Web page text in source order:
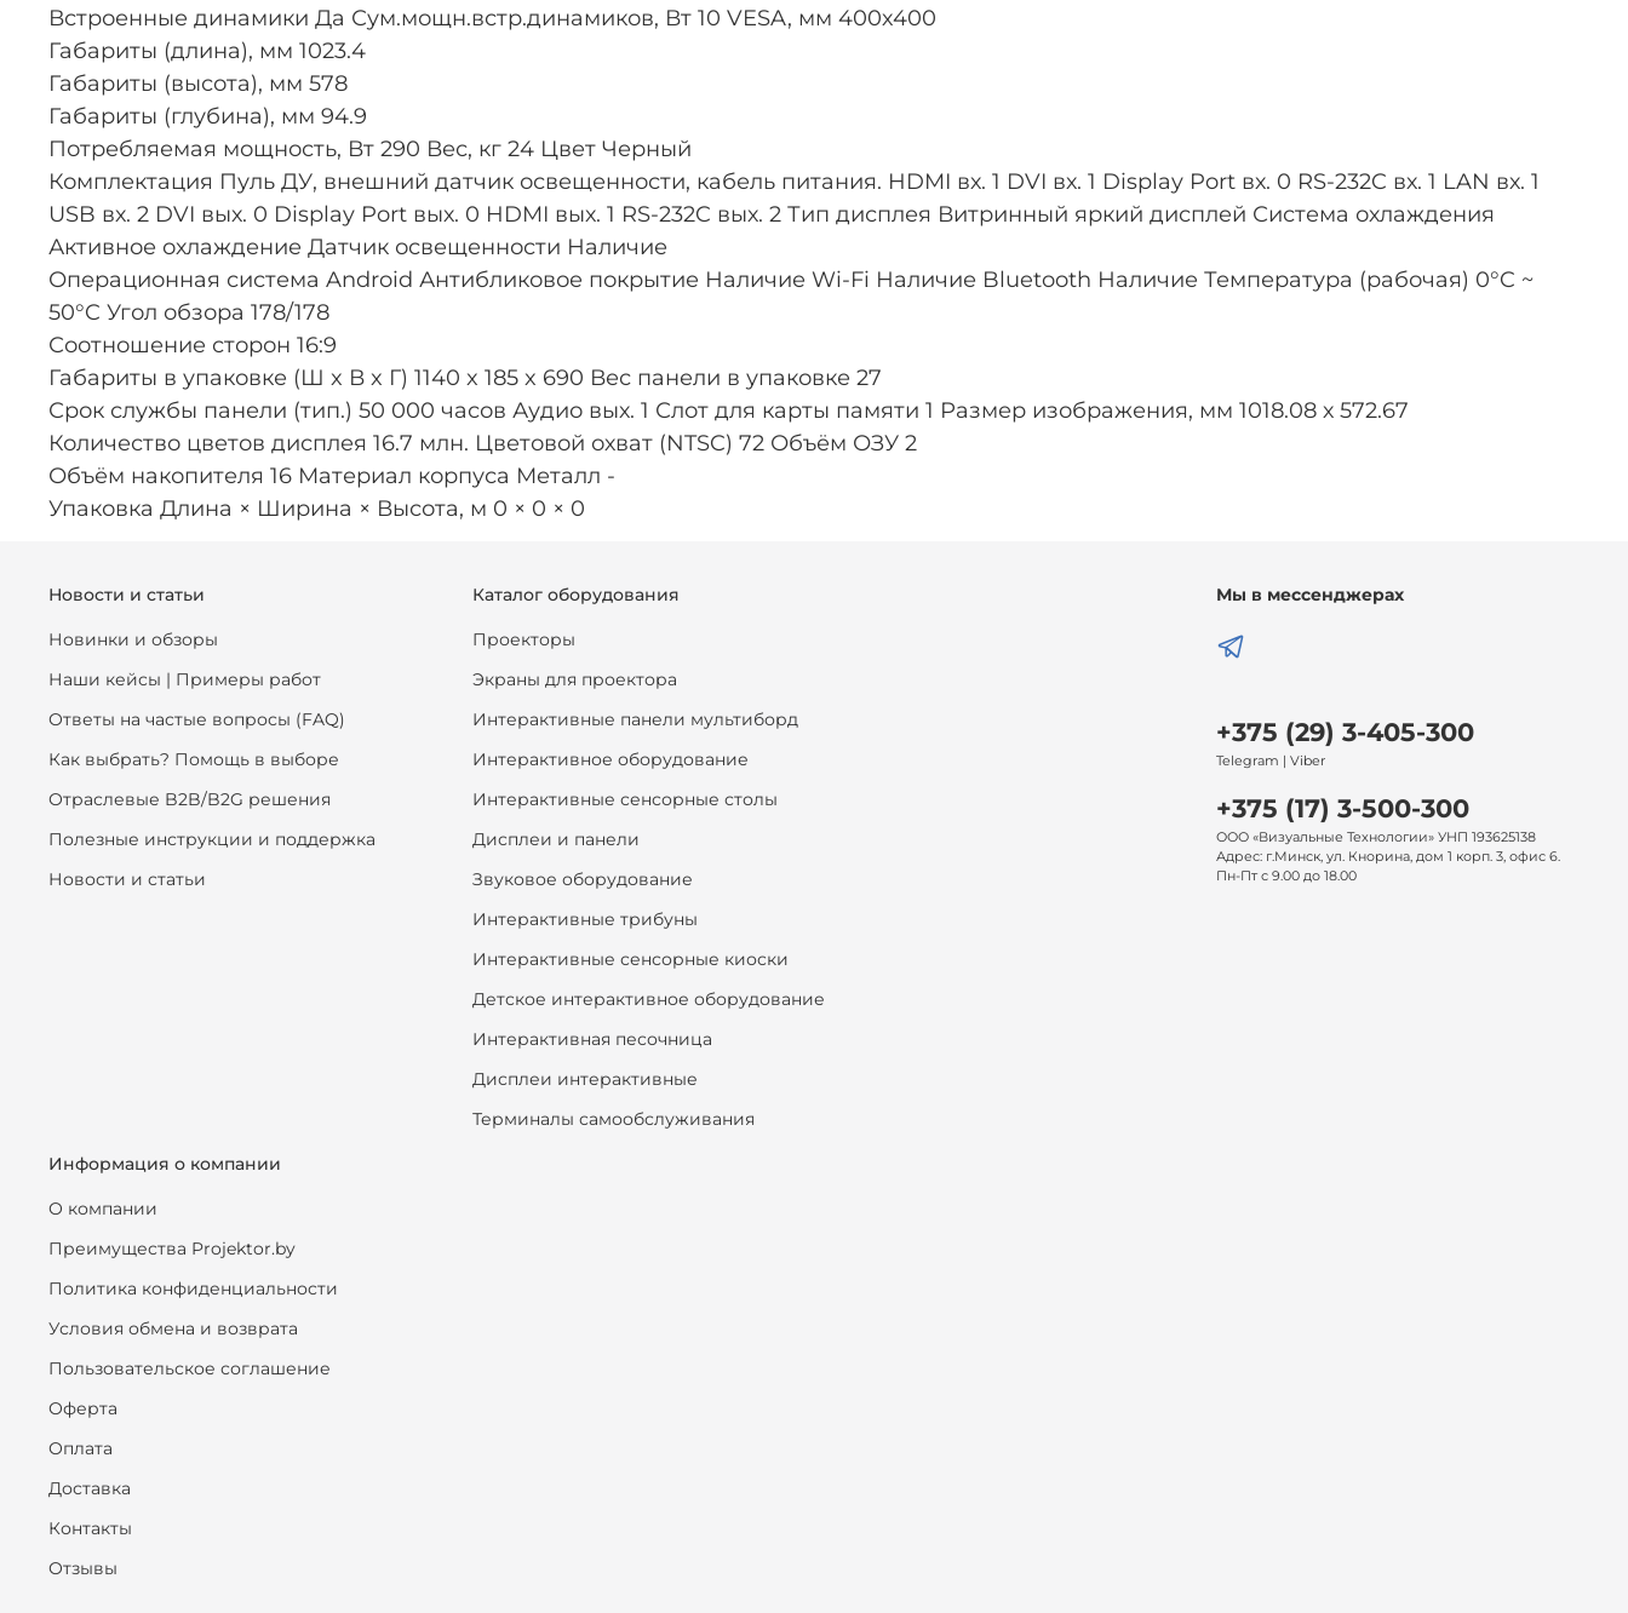
Встроенные динамики Да Сум.мощн.встр.динамиков, Вт 10 VESA, мм 400х400
Габариты (длина), мм 1023.4
Габариты (высота), мм 578
Габариты (глубина), мм 94.9
Потребляемая мощность, Вт 290 Вес, кг 24 Цвет Черный
Комплектация Пуль ДУ, внешний датчик освещенности, кабель питания. HDMI вх. 1 DVI вх. 1 Display Port вх. 0 RS-232C вх. 1 LAN вх. 1
USB вх. 2 DVI вых. 0 Display Port вых. 0 HDMI вых. 1 RS-232C вых. 2 Тип дисплея Витринный яркий дисплей Система охлаждения
Активное охлаждение Датчик освещенности Наличие
Операционная система Android Антибликовое покрытие Наличие Wi-Fi Наличие Bluetooth Наличие Температура (рабочая) 0°C ~
50°C Угол обзора 178/178
Соотношение сторон 16:9
Габариты в упаковке (Ш x В x Г) 1140 x 185 x 690 Вес панели в упаковке 27
Срок службы панели (тип.) 50 000 часов Аудио вых. 1 Слот для карты памяти 1 Размер изображения, мм 1018.08 х 572.67
Количество цветов дисплея 16.7 млн. Цветовой охват (NTSC) 72 Объём ОЗУ 2
Объём накопителя 16 Материал корпуса Металл -
Упаковка Длина × Ширина × Высота, м 0 × 0 × 0
Новости и статьи
Новинки и обзоры
Наши кейсы | Примеры работ
Ответы на частые вопросы (FAQ)
Как выбрать? Помощь в выборе
Отраслевые B2B/B2G решения
Полезные инструкции и поддержка
Новости и статьи
Каталог оборудования
Проекторы
Экраны для проектора
Интерактивные панели мультиборд
Интерактивное оборудование
Интерактивные сенсорные столы
Дисплеи и панели
Звуковое оборудование
Интерактивные трибуны
Интерактивные сенсорные киоски
Детское интерактивное оборудование
Интерактивная песочница
Дисплеи интерактивные
Терминалы самообслуживания
Информация о компании
О компании
Преимущества Projektor.by
Политика конфиденциальности
Условия обмена и возврата
Пользовательское соглашение
Оферта
Оплата
Доставка
Контакты
Отзывы
Мы в мессенджерах
+375 (29) 3-405-300
Telegram | Viber
+375 (17) 3-500-300
ООО «Визуальные Технологии» УНП 193625138
Адрес: г.Минск, ул. Кнорина, дом 1 корп. 3, офис 6.
Пн-Пт с 9.00 до 18.00